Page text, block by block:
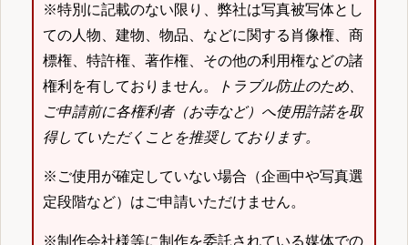
※特別に記載のない限り、弊社は写真被写体とし
ての人物、建物、物品、などに関する肖像権、商
標権、特許権、著作権、その他の利用権などの諸
権利を有しておりません。
トラブル防止のため、
ご申請前に各権利者（お寺など）へ使用許諾を取
得していただくことを推奨しております。
※ご使用が確定していない場合（企画中や写真選
定段階など）はご申請いただけません。
※制作会社様等に制作を委託されている媒体での